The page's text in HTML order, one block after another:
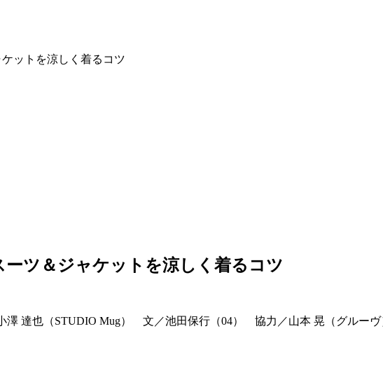
ットを涼しく着るコツ
ツ＆ジャケットを涼しく着るコツ
澤 達也（STUDIO Mug） 文／池田保行（04） 協力／山本 晃（グルーヴ